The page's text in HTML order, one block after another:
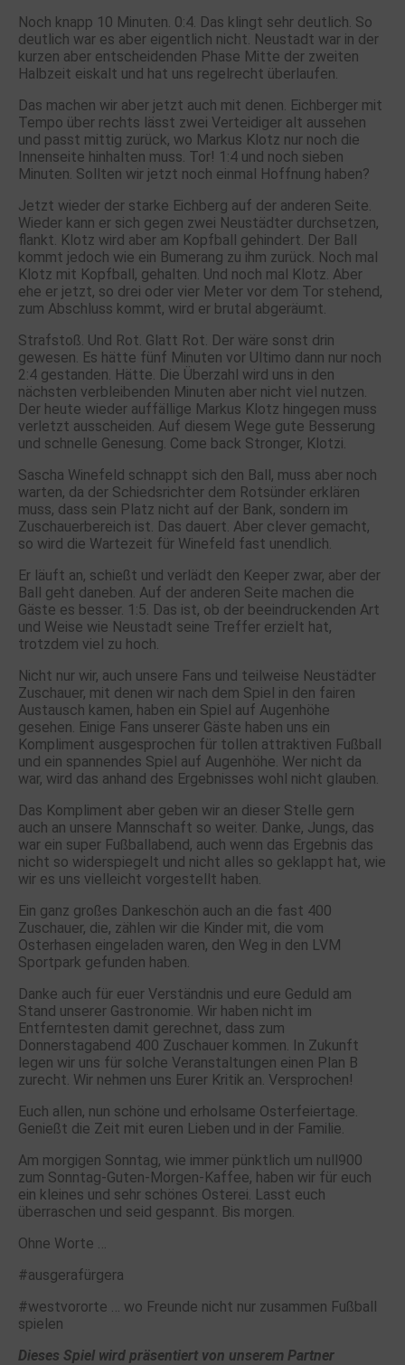
Noch knapp 10 Minuten. 0:4. Das klingt sehr deutlich. So
deutlich war es aber eigentlich nicht. Neustadt war in der
kurzen aber entscheidenden Phase Mitte der zweiten
Halbzeit eiskalt und hat uns regelrecht überlaufen.
Das machen wir aber jetzt auch mit denen. Eichberger mit
Tempo über rechts lässt zwei Verteidiger alt aussehen
und passt mittig zurück, wo Markus Klotz nur noch die
Innenseite hinhalten muss. Tor! 1:4 und noch sieben
Minuten. Sollten wir jetzt noch einmal Hoffnung haben?
Jetzt wieder der starke Eichberg auf der anderen Seite.
Wieder kann er sich gegen zwei Neustädter durchsetzen,
flankt. Klotz wird aber am Kopfball gehindert. Der Ball
kommt jedoch wie ein Bumerang zu ihm zurück. Noch mal
Klotz mit Kopfball, gehalten. Und noch mal Klotz. Aber
ehe er jetzt, so drei oder vier Meter vor dem Tor stehend,
zum Abschluss kommt, wird er brutal abgeräumt.
Strafstoß. Und Rot. Glatt Rot. Der wäre sonst drin
gewesen. Es hätte fünf Minuten vor Ultimo dann nur noch
2:4 gestanden. Hätte. Die Überzahl wird uns in den
nächsten verbleibenden Minuten aber nicht viel nutzen.
Der heute wieder auffällige Markus Klotz hingegen muss
verletzt ausscheiden. Auf diesem Wege gute Besserung
und schnelle Genesung. Come back Stronger, Klotzi.
Sascha Winefeld schnappt sich den Ball, muss aber noch
warten, da der Schiedsrichter dem Rotsünder erklären
muss, dass sein Platz nicht auf der Bank, sondern im
Zuschauerbereich ist. Das dauert. Aber clever gemacht,
so wird die Wartezeit für Winefeld fast unendlich.
Er läuft an, schießt und verlädt den Keeper zwar, aber der
Ball geht daneben. Auf der anderen Seite machen die
Gäste es besser. 1:5. Das ist, ob der beeindruckenden Art
und Weise wie Neustadt seine Treffer erzielt hat,
trotzdem viel zu hoch.
Nicht nur wir, auch unsere Fans und teilweise Neustädter
Zuschauer, mit denen wir nach dem Spiel in den fairen
Austausch kamen, haben ein Spiel auf Augenhöhe
gesehen. Einige Fans unserer Gäste haben uns ein
Kompliment ausgesprochen für tollen attraktiven Fußball
und ein spannendes Spiel auf Augenhöhe. Wer nicht da
war, wird das anhand des Ergebnisses wohl nicht glauben.
Das Kompliment aber geben wir an dieser Stelle gern
auch an unsere Mannschaft so weiter. Danke, Jungs, das
war ein super Fußballabend, auch wenn das Ergebnis das
nicht so widerspiegelt und nicht alles so geklappt hat, wie
wir es uns vielleicht vorgestellt haben.
Ein ganz großes Dankeschön auch an die fast 400
Zuschauer, die, zählen wir die Kinder mit, die vom
Osterhasen eingeladen waren, den Weg in den LVM
Sportpark gefunden haben.
Danke auch für euer Verständnis und eure Geduld am
Stand unserer Gastronomie. Wir haben nicht im
Entferntesten damit gerechnet, dass zum
Donnerstagabend 400 Zuschauer kommen. In Zukunft
legen wir uns für solche Veranstaltungen einen Plan B
zurecht. Wir nehmen uns Eurer Kritik an. Versprochen!
Euch allen, nun schöne und erholsame Osterfeiertage.
Genießt die Zeit mit euren Lieben und in der Familie.
Am morgigen Sonntag, wie immer pünktlich um null900
zum Sonntag-Guten-Morgen-Kaffee, haben wir für euch
ein kleines und sehr schönes Osterei. Lasst euch
überraschen und seid gespannt. Bis morgen.
Ohne Worte …
#ausgerafürgera
#westvororte … wo Freunde nicht nur zusammen Fußball
spielen
Dieses Spiel wird präsentiert von unserem Partner